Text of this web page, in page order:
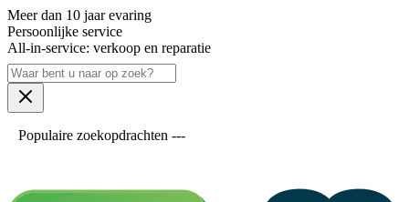
Meer dan 10 jaar evaring
Persoonlijke service
All-in-service: verkoop en reparatie
Populaire zoekopdrachten ---